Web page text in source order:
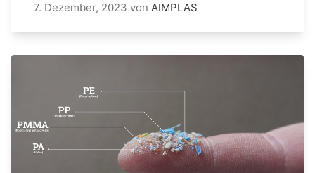
7. Dezember, 2023 von AIMPLAS